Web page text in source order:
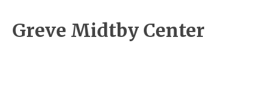
Greve Midtby Center